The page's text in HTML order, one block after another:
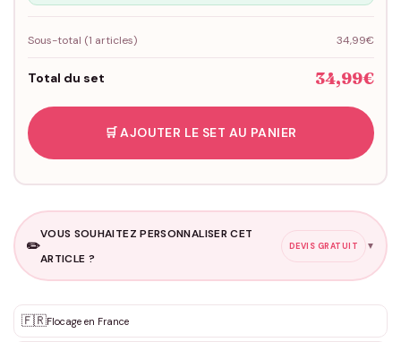
Sous-total (1 articles) 34,99€
Total du set 34,99€
🛒 AJOUTER LE SET AU PANIER
✏️
VOUS SOUHAITEZ PERSONNALISER CET
ARTICLE ?
DEVIS GRATUIT ▼
✨ Personnalisation sur mesure
DEVIS GRATUIT · Personnalisation de 3 à 10€ selon la demande
🇫🇷Flocage en France